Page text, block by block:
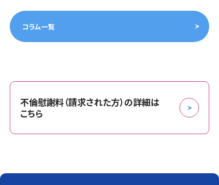
コラム一覧
不倫慰謝料（請求された方）の詳細は
こちら